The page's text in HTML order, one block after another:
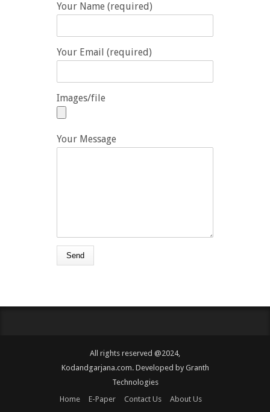
Your Name (required)
Your Email (required)
Images/file
Your Message
All rights reserved @2024,
Kodandgarjana.com. Developed by Granth
Technologies
Home
E-Paper Contact Us About Us